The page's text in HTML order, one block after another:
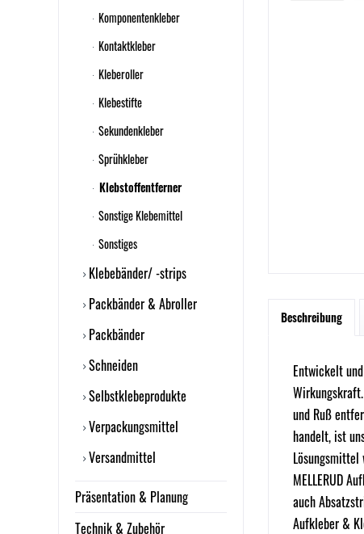
Komponentenkleber
Kontaktkleber
Kleberoller
Klebestifte
Sekundenkleber
Sprühkleber
Klebstoffentferner
Sonstige Klebemittel
Sonstiges
Klebebänder/ -strips
Packbänder & Abroller
Packbänder
Schneiden
Selbstklebeprodukte
Verpackungsmittel
Versandmittel
Präsentation & Planung
Technik & Zubehör
Beschreibung
Entwickelt
und Ruß
handelt, ist
MELLERUD
auch
Aufkleber &